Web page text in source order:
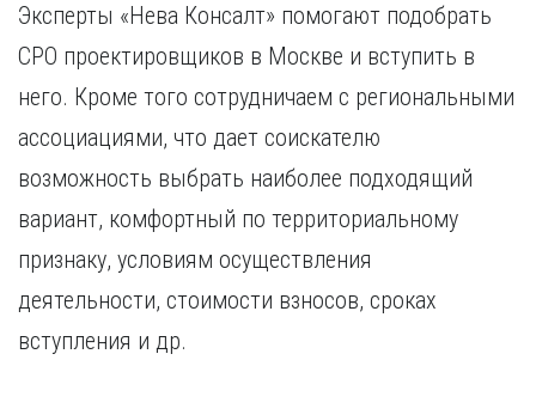
Эксперты «Нева Консалт» помогают подобрать
СРО проектировщиков в Москве и вступить в
него. Кроме того сотрудничаем с региональными
ассоциациями, что дает соискателю
возможность выбрать наиболее подходящий
вариант, комфортный по территориальному
признаку, условиям осуществления
деятельности, стоимости взносов, сроках
вступления и др.